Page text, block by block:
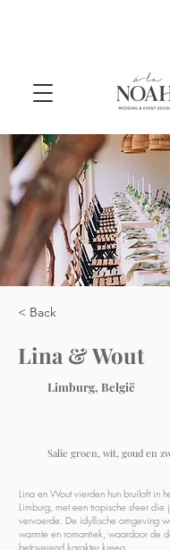
< Back
Lina & Wout
Limburg, België
Salie groen, wit, goud en
Lina en Wout vierden hun bruiloft in
Limburg, met een tropische sfeer die
vervoerde. De idyllische omgeving
warmte en romantiek, waardoor de
betoverend karakter kreeg.